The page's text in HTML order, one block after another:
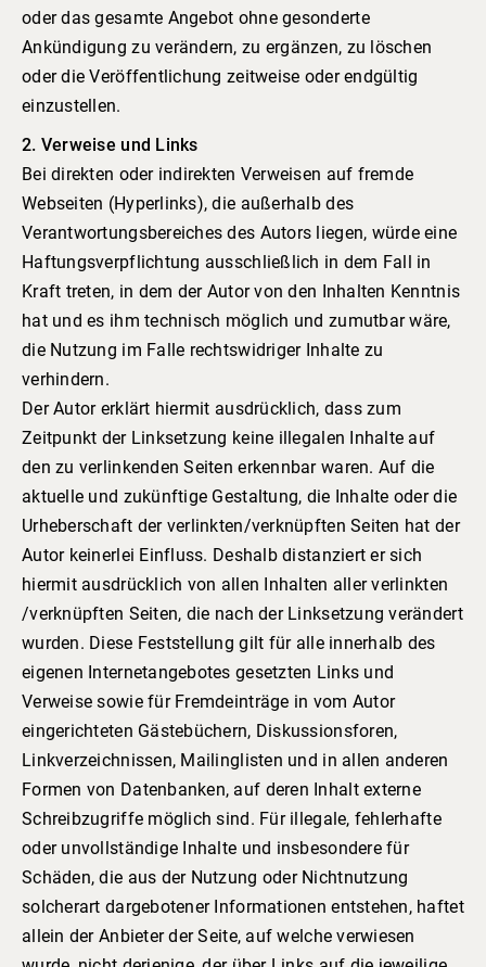
oder das gesamte Angebot ohne gesonderte
Ankündigung zu verändern, zu ergänzen, zu löschen
oder die Veröffentlichung zeitweise oder endgültig
einzustellen.
2. Verweise und Links
Bei direkten oder indirekten Verweisen auf fremde
Webseiten (Hyperlinks), die außerhalb des
Verantwortungsbereiches des Autors liegen, würde eine
Haftungsverpflichtung ausschließlich in dem Fall in
Kraft treten, in dem der Autor von den Inhalten Kenntnis
hat und es ihm technisch möglich und zumutbar wäre,
die Nutzung im Falle rechtswidriger Inhalte zu
verhindern.
Der Autor erklärt hiermit ausdrücklich, dass zum
Zeitpunkt der Linksetzung keine illegalen Inhalte auf
den zu verlinkenden Seiten erkennbar waren. Auf die
aktuelle und zukünftige Gestaltung, die Inhalte oder die
Urheberschaft der verlinkten/verknüpften Seiten hat der
Autor keinerlei Einfluss. Deshalb distanziert er sich
hiermit ausdrücklich von allen Inhalten aller verlinkten
/verknüpften Seiten, die nach der Linksetzung verändert
wurden. Diese Feststellung gilt für alle innerhalb des
eigenen Internetangebotes gesetzten Links und
Verweise sowie für Fremdeinträge in vom Autor
eingerichteten Gästebüchern, Diskussionsforen,
Linkverzeichnissen, Mailinglisten und in allen anderen
Formen von Datenbanken, auf deren Inhalt externe
Schreibzugriffe möglich sind. Für illegale, fehlerhafte
oder unvollständige Inhalte und insbesondere für
Schäden, die aus der Nutzung oder Nichtnutzung
solcherart dargebotener Informationen entstehen, haftet
allein der Anbieter der Seite, auf welche verwiesen